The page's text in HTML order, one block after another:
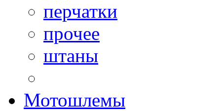
перчатки
прочее
штаны
Мотошлемы